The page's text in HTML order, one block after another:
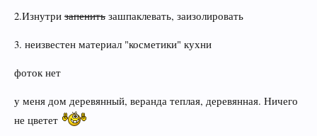
2.Изнутри запенить зашпаклевать, заизолировать
3. неизвестен материал "косметики" кухни
фоток нет
у меня дом деревянный, веранда теплая, деревянная. Ничего
не цветет